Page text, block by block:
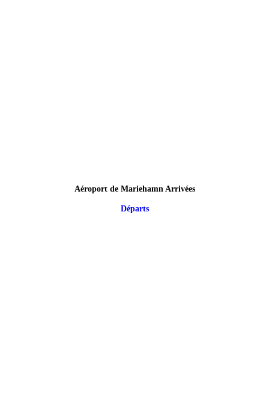
Aéroport de Mariehamn Arrivées
Départs